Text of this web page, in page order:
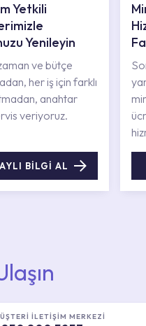
Yetkili
Yenileyin
ve bütçe
her iş için farklı
anahtar
veriyoruz.
BİLGİ AL
İLETİŞİM MERKEZİ